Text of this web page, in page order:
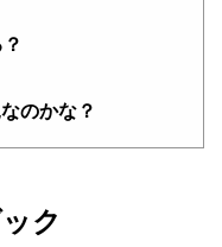
のかな？
ク